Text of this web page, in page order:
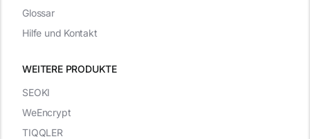
WEITERE PRODUKTE
Glossar
Hilfe und Kontakt
SEOKI
WeEncrypt
TIQQLER